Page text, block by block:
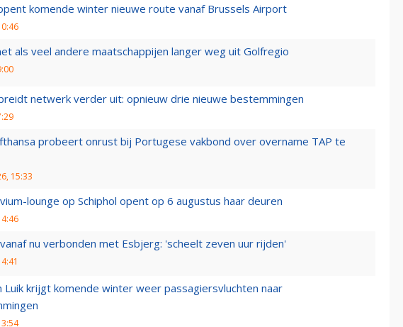
komende winter nieuwe route vanaf Brussels Airport
als veel andere maatschappijen langer weg uit Golfregio
netwerk verder uit: opnieuw drie nieuwe bestemmingen
probeert onrust bij Portugese vakbond over overname TAP te
15:33
lounge op Schiphol opent op 6 augustus haar deuren
nu verbonden met Esbjerg: 'scheelt zeven uur rijden'
Luik krijgt komende winter weer passagiersvluchten naar